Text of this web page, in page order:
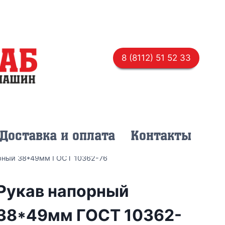
8 (8112) 51 52 33
Доставка и оплата Контакты
38*49мм ГОСТ 10362-76
напорный
ГОСТ 10362-